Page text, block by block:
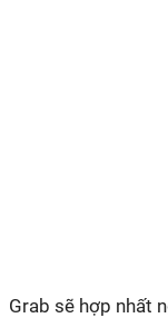
Grab sẽ hợp nhất